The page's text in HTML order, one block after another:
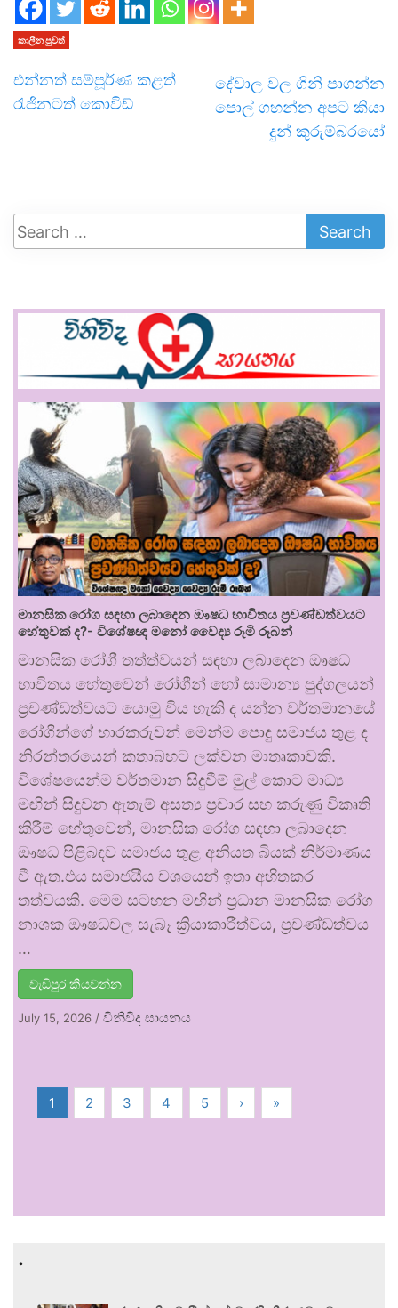
කාලීන පුවත්
එන්නත් සම්පූර්ණ කළත්
රැජිනටත් කොවිඩ්
දේවාල වල ගිනි පාගන්න
පොල් ගහන්න අපට කියා
දුන් කුරුම්බරයෝ
මානසික රෝග සඳහා ලබාදෙන ඖෂධ භාවිතය ප්‍රචණ්ඩත්වයට
හේතුවක් ද?- විශේෂඥ මනෝ වෛද්‍ය රූමි රූබන්
මානසික රෝගී තත්ත්වයන් සඳහා ලබාදෙන ඖෂධ
භාවිතය හේතුවෙන් රෝගීන් හෝ සාමාන්‍ය පුද්ගලයන්
ප්‍රචණ්ඩත්වයට යොමු විය හැකි ද යන්න වර්තමානයේ
රෝගීන්ගේ භාරකරුවන් මෙන්ම පොදු සමාජය තුළ ද
නිරන්තරයෙන් කතාබහට ලක්වන මාතෘකාවකි.
විශේෂයෙන්ම වර්තමාන සිදුවීම් මුල් කොට මාධ්‍ය
මඟින් සිදුවන ඇතැම් අසත්‍ය ප්‍රචාර සහ කරුණු විකෘති
කිරීම් හේතුවෙන්, මානසික රෝග සඳහා ලබාදෙන
ඖෂධ පිළිබඳව සමාජය තුළ අනියත බියක් නිර්මාණය
වී ඇත.එය සමාජයීය වශයෙන් ඉතා අහිතකර
තත්වයකි. මෙම සටහන මඟින් ප්‍රධාන මානසික රෝග
නාශක ඖෂධවල සැබෑ ක්‍රියාකාරීත්වය, ප්‍රචණ්ඩත්වය
…
වැඩිපුර කියවන්න
July 15, 2026 / විනිවිද සායනය
1 2 3 4 5 › »
.